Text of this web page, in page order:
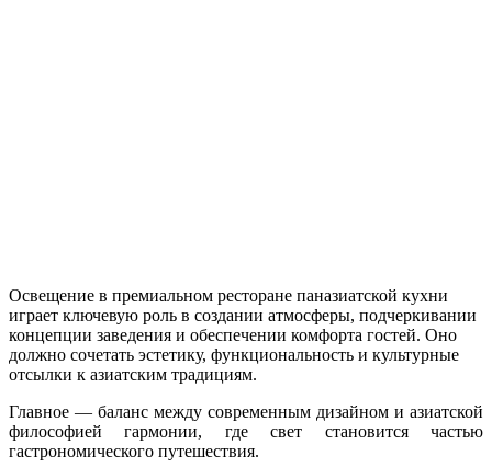
Освещение в премиальном ресторане паназиатской кухни
играет ключевую роль в создании атмосферы, подчеркивании
концепции заведения и обеспечении комфорта гостей. Оно
должно сочетать эстетику, функциональность и культурные
отсылки к азиатским традициям.
Главное — баланс между современным дизайном и азиатской
философией гармонии, где свет становится частью
гастрономического путешествия.